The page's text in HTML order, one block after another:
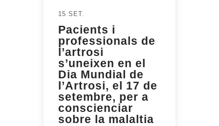
15 SET.
Pacients i
professionals de
l’artrosi
s’uneixen en el
Dia Mundial de
l’Artrosi, el 17 de
setembre, per a
conscienciar
sobre la malaltia